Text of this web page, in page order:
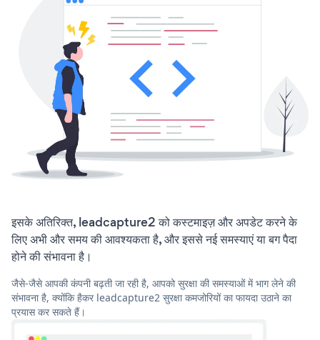
इसके अतिरिक्त, leadcapture2 को कस्टमाइज़ और अपडेट करने के
लिए अभी और समय की आवश्यकता है, और इससे नई समस्याएं या बग पैदा
होने की संभावना है।
जैसे-जैसे आपकी कंपनी बढ़ती जा रही है, आपको सुरक्षा की समस्याओं में भाग लेने की
संभावना है, क्योंकि हैकर leadcapture2 सुरक्षा कमजोरियों का फायदा उठाने का
प्रयास कर सकते हैं।